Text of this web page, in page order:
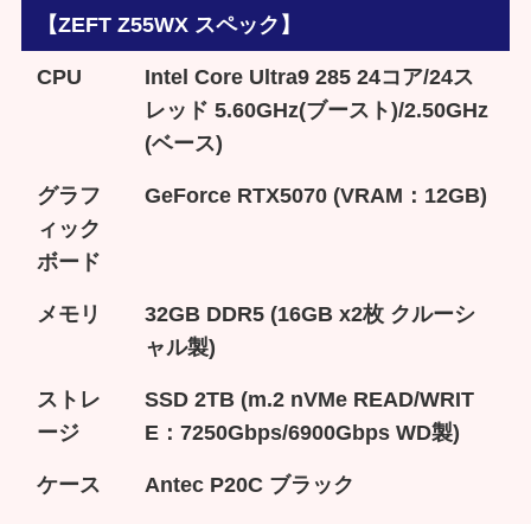
【ZEFT Z55WX スペック】
CPU
Intel Core Ultra9 285 24コア/24ス
レッド 5.60GHz(ブースト)/2.50GHz
(ベース)
グラフ
ィック
ボード
GeForce RTX5070 (VRAM：12GB)
メモリ
32GB DDR5 (16GB x2枚 クルーシ
ャル製)
ストレ
ージ
SSD 2TB (m.2 nVMe READ/WRIT
E：7250Gbps/6900Gbps WD製)
ケース Antec P20C ブラック